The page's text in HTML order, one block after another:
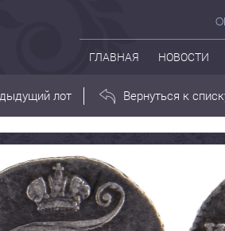
ГЛАВНАЯ НОВОСТИ
лот Вернуться к